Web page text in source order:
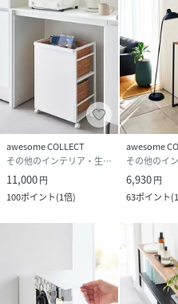
30498936-
awesome COLLECT
その他のインテリア・生活雑貨
11,000円
100ポイント(1倍)
awesome
6,930円
63ポイント(